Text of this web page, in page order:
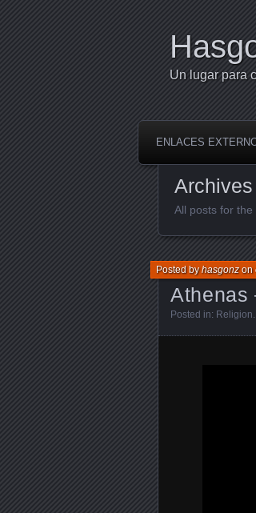
Un lugar para
ENLACES
Archives
All posts for
Athenas
Posted byhasgonzon
Posted in: Religion